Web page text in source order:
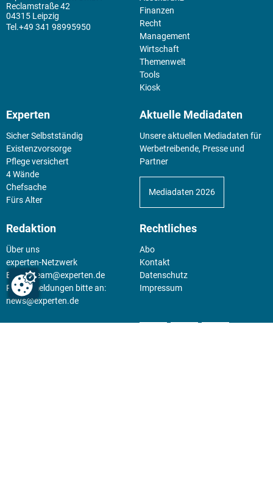
Reclamstraße 42
04315 Leipzig
+49 341 98995950
Finanzen
Recht
Management
Wirtschaft
Themenwelt
Tools
Kiosk
Experten
Sicher Selbstständig
Existenz­vorsorge
Pflege versichert
4 Wände
Chefsache
Fürs Alter
Aktuelle Mediadaten
Unsere aktuellen Mediadaten für
Werbetreibende, Presse und
Partner
Mediadaten 2026
Redaktion
Über uns
experten-Netzwerk
E-Mail:team@experten.de
Pressemeldungen bitte an:
news@experten.de
Rechtliches
Abo
Kontakt
Datenschutz
Impressum